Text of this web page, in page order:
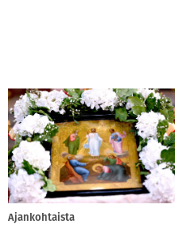
Ajankohtaista